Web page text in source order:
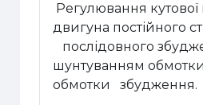
Регулювання кутової
двигуна постійного
послідовного
шунтуванням
обмотки збудження.